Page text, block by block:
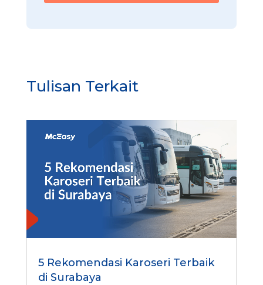
Tulisan Terkait
5 Rekomendasi Karoseri Terbaik
di Surabaya